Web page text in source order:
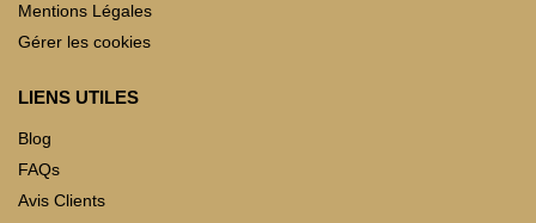
Mentions Légales
Gérer les cookies
LIENS UTILES
Blog
FAQs
Avis Clients